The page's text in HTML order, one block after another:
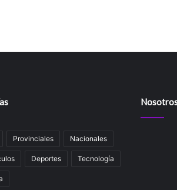
Provinciales Nacionales
Deportes Tecnología